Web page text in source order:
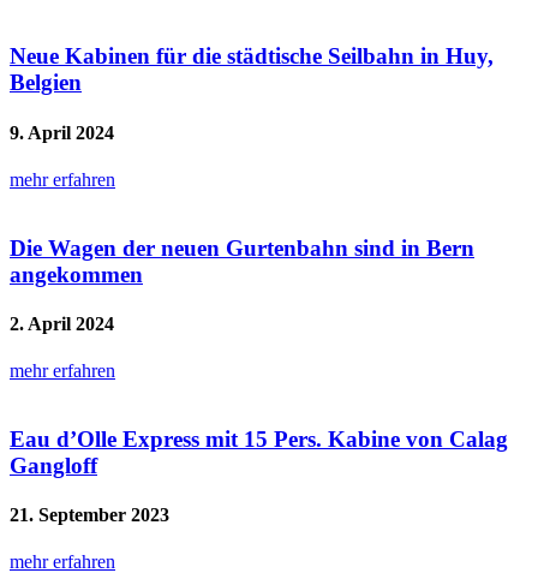
Neue Kabinen für die städtische Seilbahn in Huy,
Belgien
9. April 2024
mehr erfahren
Die Wagen der neuen Gurtenbahn sind in Bern
angekommen
2. April 2024
mehr erfahren
Eau d’Olle Express mit 15 Pers. Kabine von Calag
Gangloff
21. September 2023
mehr erfahren